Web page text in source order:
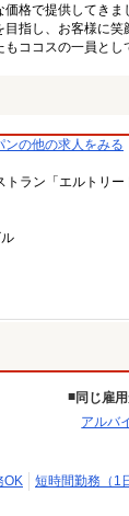
格で提供してきま
指し、お客様に笑
ココスの一員とし
の他の求人をみる
ラン「エルトリー
同じ雇
アルバ
OK 短時間勤務（1